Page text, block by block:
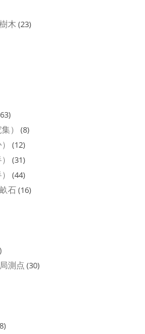
木 (23)
） (8)
(12)
(31)
(44)
石(16)
測点 (30)